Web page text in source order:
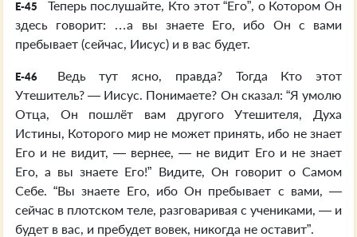
E-45
Теперь послушайте, Кто этот “Его”, о Котором Он
здесь говорит: …а вы знаете Его, ибо Он с вами
пребывает (сейчас, Иисус) и в вас будет.
E-46
Ведь тут ясно, правда? Тогда Кто этот
Утешитель? — Иисус. Понимаете? Он сказал: “Я умолю
Отца, Он пошлёт вам другого Утешителя, Духа
Истины, Которого мир не может принять, ибо не знает
Его и не видит, — вернее, — не видит Его и не знает
Его, а вы знаете Его!” Видите, Он говорит о Самом
Себе. “Вы знаете Его, ибо Он пребывает с вами, —
сейчас в плотском теле, разговаривая с учениками, — и
будет в вас, и пребудет вовек, никогда не оставит”.